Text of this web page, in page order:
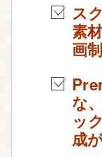
ス
素
画
な
ッ
成